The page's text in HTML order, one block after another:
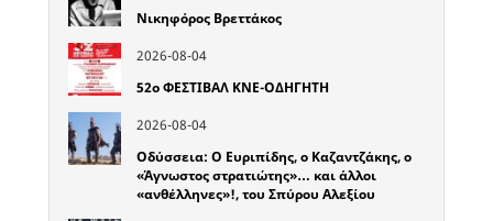
Νικηφόρος Βρεττάκος
2026-08-04
52o ΦΕΣΤΙΒΑΛ ΚΝΕ-ΟΔΗΓΗΤΗ
2026-08-04
Οδύσσεια: Ο Ευριπίδης, ο Καζαντζάκης, ο
«Άγνωστος στρατιώτης»… και άλλοι
«ανθέλληνες»!, του Σπύρου Αλεξίου